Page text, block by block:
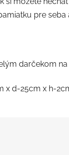
pre
darčekom
x d-25cm x h-